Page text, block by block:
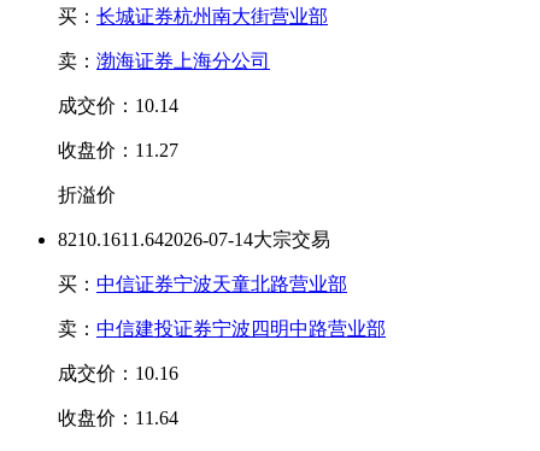
买： 长城证券杭州南大街营业部
卖： 渤海证券上海分公司
成交价：10.14
收盘价：11.27
折溢价
8210.1611.642026-07-14大宗交易
买： 中信证券宁波天童北路营业部
卖： 中信建投证券宁波四明中路营业部
成交价：10.16
收盘价：11.64